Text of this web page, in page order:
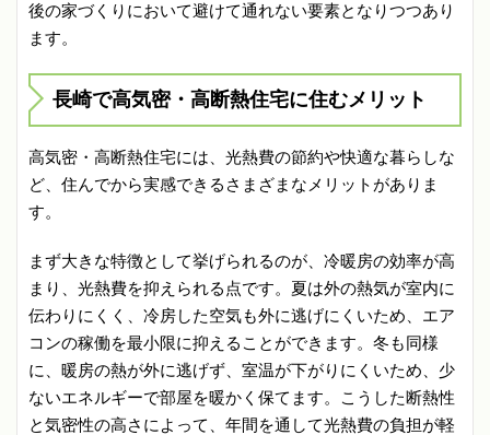
後の家づくりにおいて避けて通れない要素となりつつあり
ます。
長崎で高気密・高断熱住宅に住むメリット
高気密・高断熱住宅には、光熱費の節約や快適な暮らしな
ど、住んでから実感できるさまざまなメリットがありま
す。
まず大きな特徴として挙げられるのが、冷暖房の効率が高
まり、光熱費を抑えられる点です。夏は外の熱気が室内に
伝わりにくく、冷房した空気も外に逃げにくいため、エア
コンの稼働を最小限に抑えることができます。冬も同様
に、暖房の熱が外に逃げず、室温が下がりにくいため、少
ないエネルギーで部屋を暖かく保てます。こうした断熱性
と気密性の高さによって、年間を通して光熱費の負担が軽